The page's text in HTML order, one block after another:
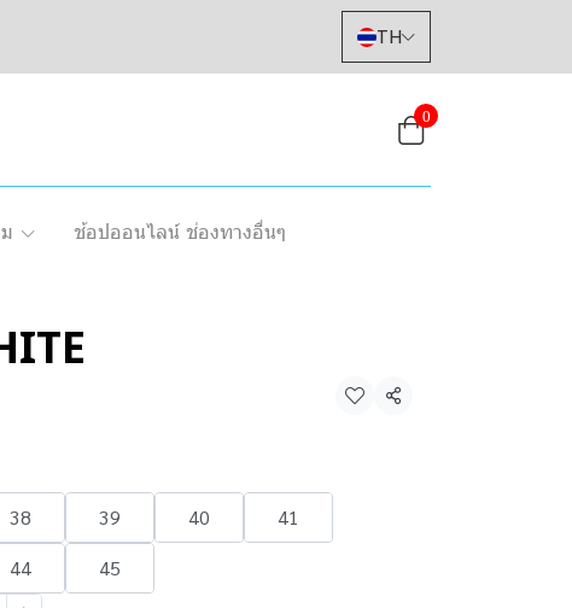
TH
0
ช้อปออนไลน์ ช่องทางอื่นๆ
แชร์
38 39 40
41
44 45